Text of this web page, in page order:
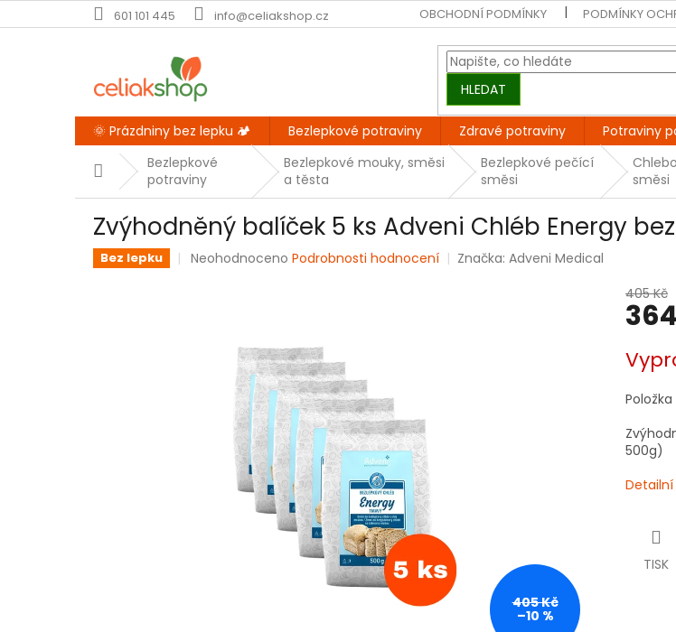
na
601 101 445 info@celiakshop.cz OBCHODNÍ PODMÍNKY PODMÍNKY
HLEDAT
🌞 Prázdniny bez lepku 🏕️ Bezlepkové potraviny Zdravé potraviny Potraviny
DomůBezlepkové
potraviny
Bezlepkové mouky, směsi
a těsta
Bezlepkové pečící
směsi
směsi
Zvýhodněný balíček 5 ks Adveni Chléb Energy
Bez lepku
Průměrné
hvězdiček.
Neohodnoceno Podrobnosti hodnocení Značka: Adveni Medical
405 Kč
–10 %
405 Kč
cena:
500g)
TISK